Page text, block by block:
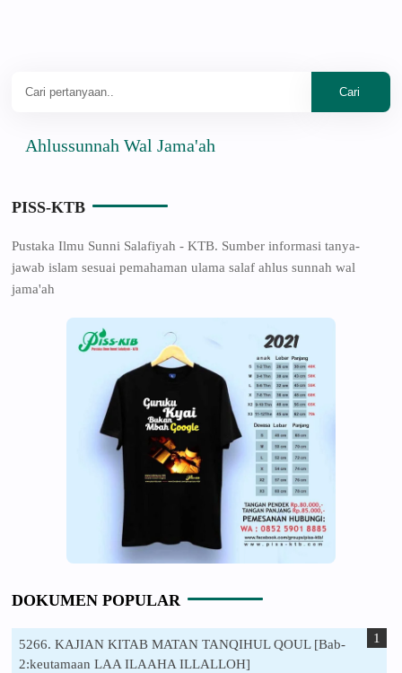
Wal Jama'ah
PISS-KTB
Pustaka Ilmu Sunni Salafiyah - KTB. Sumber informasi tanya-
jawab islam sesuai pemahaman ulama salaf ahlus sunnah wal
jama'ah
DOKUMEN POPULAR
5266. KAJIAN KITAB MATAN TANQIHUL QOUL [Bab-
2:keutamaan LAA ILAAHA ILLALLOH]